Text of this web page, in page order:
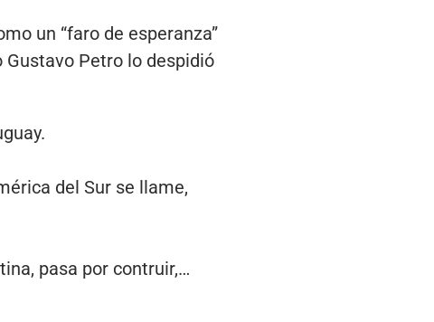
un “faro de esperanza”
Petro lo despidió
del Sur se llame,
pasa por contruir,…